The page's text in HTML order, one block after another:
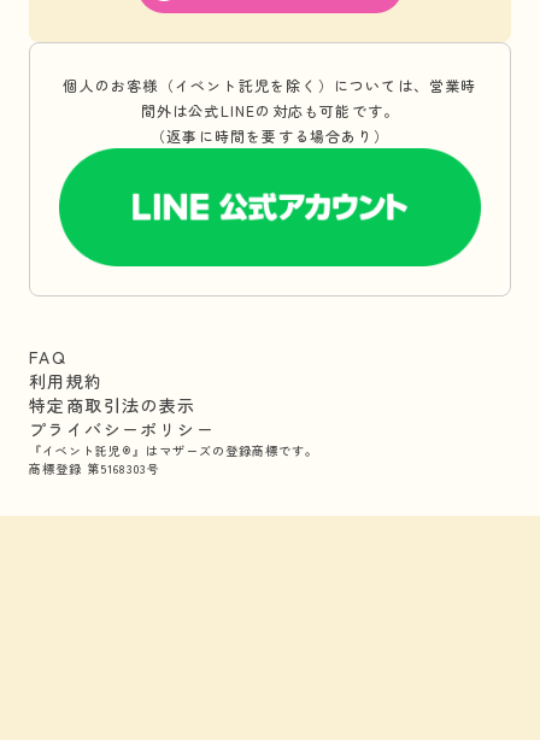
個人のお客様（イベント託児を除く）については、営業時
間外は公式LINEの対応も可能です。
（返事に時間を要する場合あり）
FAQ
利用規約
特定商取引法の表示
プライバシーポリシー
『イベント託児®』はマザーズの登録商標です。
商標登録 第5168303号